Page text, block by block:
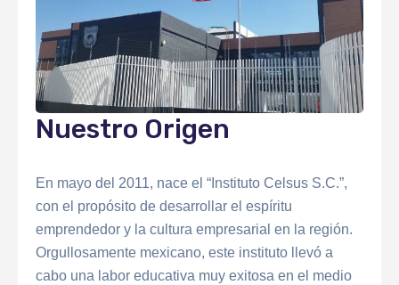
Nuestro Origen
En mayo del 2011, nace el “Instituto Celsus S.C.”,
con el propósito de desarrollar el espíritu
emprendedor y la cultura empresarial en la región.
Orgullosamente mexicano, este instituto llevó a
cabo una labor educativa muy exitosa en el medio